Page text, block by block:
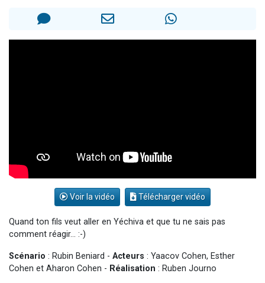
Voir la vidéo Télécharger vidéo
Quand ton fils veut aller en Yéchiva et que tu ne sais pas
comment réagir... :-)
Scénario : Rubin Beniard - Acteurs : Yaacov Cohen, Esther
Cohen et Aharon Cohen - Réalisation : Ruben Journo